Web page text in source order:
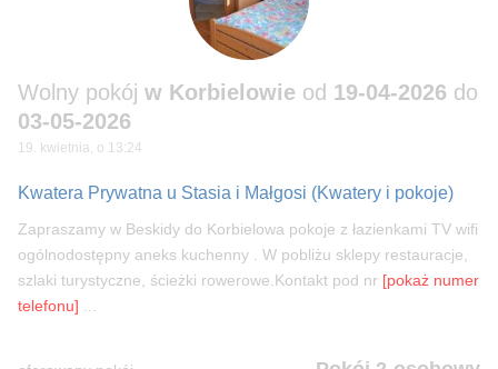
Wolny pokój w Korbielowie od 19-04-2026 do
03-05-2026
19. kwietnia, o 13:24
Kwatera Prywatna u Stasia i Małgosi (Kwatery i pokoje)
Zapraszamy w Beskidy do Korbielowa pokoje z łazienkami TV wifi
ogólnodostępny aneks kuchenny . W pobliżu sklepy restauracje,
szlaki turystyczne, ścieżki rowerowe.Kontakt pod nr [pokaż numer
telefonu] ...